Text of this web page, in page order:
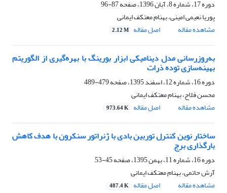
دوره 17، شماره 8، آبان 1396، صفحه
87-96
پوریا نعیمی امینی، بهنام معتکف ایمانی
مشاهده مقاله
اصل مقاله 2.12 M
به‌روزرسانی مدل دینامیکی ابزار بورینگ با بهره‌گیری از الگوریتم
بهینه‌سازی توده ذرات
دوره 16، شماره 12، اسفند 1395، صفحه
479-489
محسن فلاح، بهنام معتکف ایمانی
مشاهده مقاله
اصل مقاله 973.64 K
ساختار نوین کنترل توربین بادی با ژنراتور سنکرون با هدف کاهش
بارگذاری برج
دوره 16، شماره 11، بهمن 1395، صفحه
45-53
آرش حاتمی، بهنام معتکف ایمانی
مشاهده مقاله
اصل مقاله 487.4 K